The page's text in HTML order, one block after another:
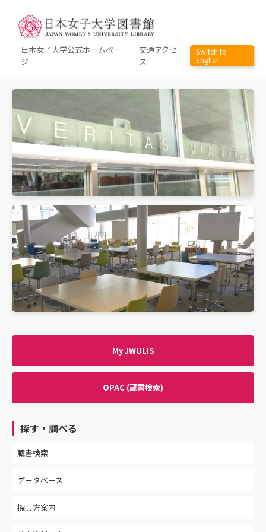
日本女子大学公式ホームペー
ジ
｜
交通アクセ
ス
Switch to
English
My JWULIS
OPAC (蔵書検索)
探す・調べる
蔵書検索
データベース
探し方案内